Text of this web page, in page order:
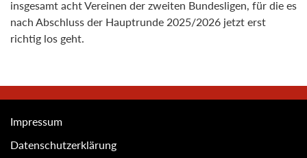
insgesamt acht Vereinen der zweiten Bundesligen, für die es
nach Abschluss der Hauptrunde 2025/2026 jetzt erst
richtig los geht.
Impressum
Datenschutzerklärung